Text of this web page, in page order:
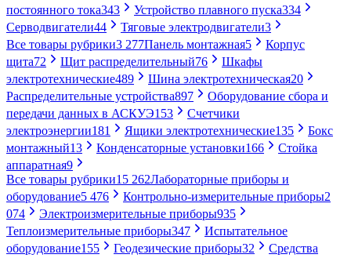
постоянного тока343 Устройство плавного пуска334
Серводвигатели44 Тяговые электродвигатели3
Все товары рубрики3 277Панель монтажная5
Корпус
щита72 Щит распределительный76
Шкафы
электротехнические489 Шина электротехническая20
Распределительные устройства897
Оборудование сбора и
передачи данных в АСКУЭ153
Счетчики
электроэнергии181 Ящики электротехнические135
Бокс
монтажный13 Конденсаторные установки166
Стойка
аппаратная9
Все товары рубрики15 262Лабораторные приборы и
оборудование5 476 Контрольно-измерительные приборы2
074
Электроизмерительные приборы935
Теплоизмерительные приборы347
Испытательное
оборудование155 Геодезические приборы32
Средства